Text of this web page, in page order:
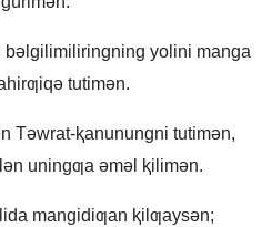
tutimǝn.
Tǝwrat-ⱪanunungni tutimǝn,
uningƣa ǝmǝl ⱪilimǝn.
mangidiƣan ⱪilƣaysǝn;